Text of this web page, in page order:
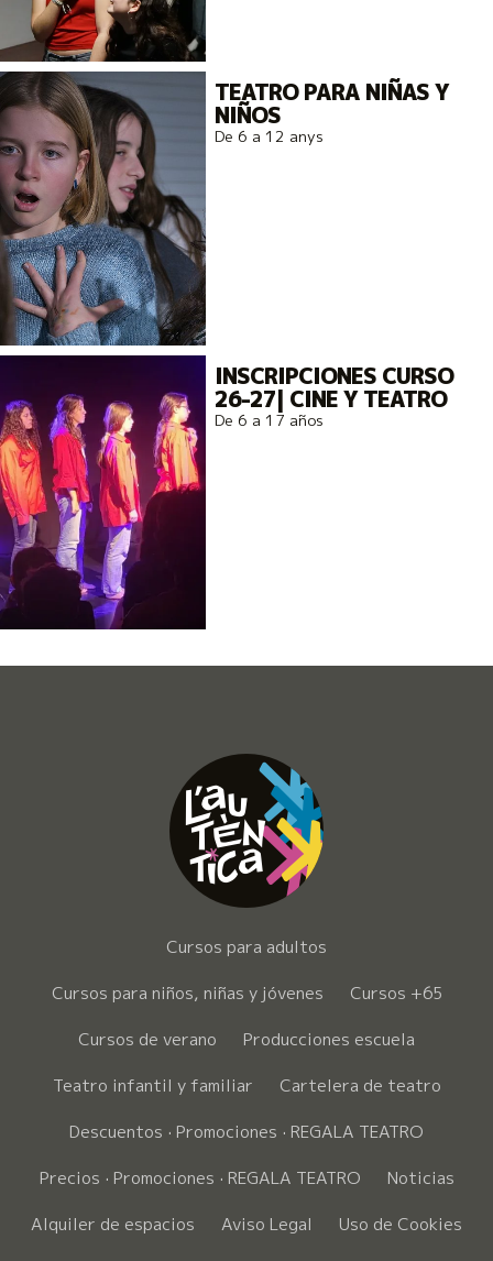
TEATRO PARA NIÑAS Y
NIÑOS
De 6 a 12 anys
INSCRIPCIONES CURSO
26-27| CINE Y TEATRO
De 6 a 17 años
Cursos para adultos
Cursos para niños, niñas y jóvenes
Cursos +65
Cursos de verano
Producciones escuela
Teatro infantil y familiar
Cartelera de teatro
Descuentos · Promociones · REGALA TEATRO
Precios · Promociones · REGALA TEATRO
Noticias
Alquiler de espacios
Aviso Legal
Uso de Cookies